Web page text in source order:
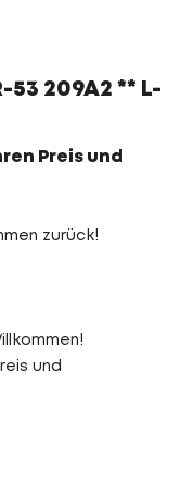
53 209A2 ** L-
Preis und
zurück!
und